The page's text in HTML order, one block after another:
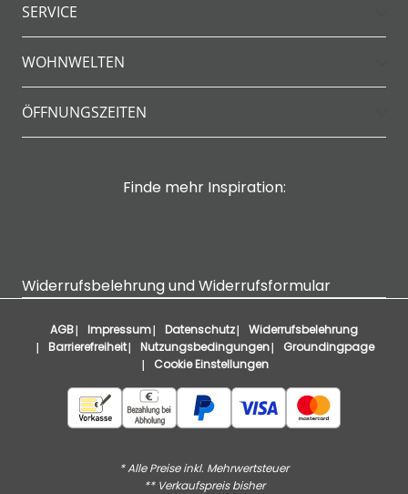
SERVICE
WOHNWELTEN
ÖFFNUNGSZEITEN
Finde mehr Inspiration:
Widerrufsbelehrung und Widerrufsformular
AGB Impressum Datenschutz
Widerrufsbelehrung
Barrierefreiheit
Nutzungsbedingungen
Groundingpage
Cookie Einstellungen
* Alle Preise inkl. Mehrwertsteuer
** Verkaufspreis bisher